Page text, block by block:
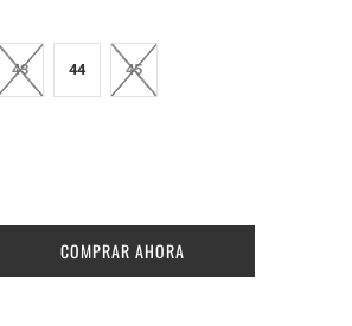
43 44 45
COMPRAR AHORA